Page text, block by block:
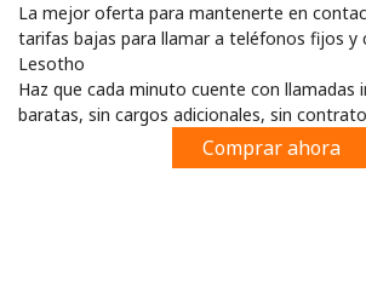
Regístrate con
o
La mejor oferta para mantenerte en
tarifas bajas para llamar a teléfonos fijos y
Lesotho
Haz que cada minuto cuente con llamadas
baratas, sin cargos adicionales, sin
Comprar ahora